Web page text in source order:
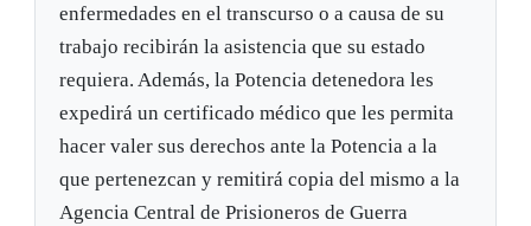
enfermedades en el transcurso o a causa de su
trabajo recibirán la asistencia que su estado
requiera. Además, la Potencia detenedora les
expedirá un certificado médico que les permita
hacer valer sus derechos ante la Potencia a la
que pertenezcan y remitirá copia del mismo a la
Agencia Central de Prisioneros de Guerra